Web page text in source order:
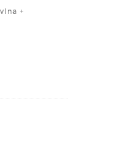
+